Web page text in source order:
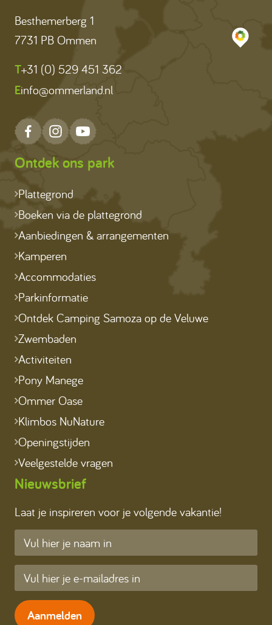
Besthemerberg 1
7731 PB Ommen
T+31 (0) 529 451 362
Einfo@ommerland.nl
Ontdek ons park
Plattegrond
Boeken via de plattegrond
Aanbiedingen & arrangementen
Kamperen
Accommodaties
Parkinformatie
Ontdek Camping Samoza op de Veluwe
Zwembaden
Activiteiten
Pony Manege
Ommer Oase
Klimbos NuNature
Openingstijden
Veelgestelde vragen
Nieuwsbrief
Laat je inspireren voor je volgende vakantie!
Aanmelden